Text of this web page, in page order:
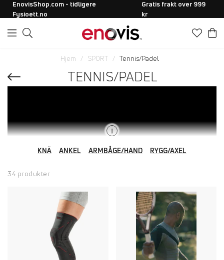
EnovisShop.com - tidligere
Fysioett.no
Gratis frakt over 999
kr
Hjem SPORT Tennis/Padel
TENNIS/PADEL
KNÄ ANKEL ARMBÅGE/HAND RYGG/AXEL
34 produkter